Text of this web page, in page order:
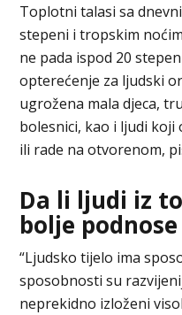
Toplotni talasi sa
stepeni i tropskim
ne pada ispod 20
opterećenje za ljudski
ugrožena mala djeca,
bolesnici, kao i ljudi
ili rade na otvorenom,
Da li ljudi iz
bolje
“Ljudsko tijelo ima
sposobnosti su
neprekidno izloženi